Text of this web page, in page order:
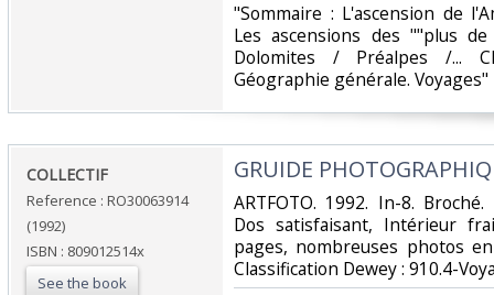
‎"Sommaire : L'ascension de
Les ascensions des ""plus
Dolomites / Préalpes /...
Géographie générale. Voyages"‎
‎COLLECTIF‎
Reference : RO30063914
(1992)
ISBN : 809012514x
See the book
‎GRUIDE
‎ARTFOTO. 1992. In-8.
Dos satisfaisant, Intérieur
pages, nombreuses photos
Classification Dewey : 910.4-